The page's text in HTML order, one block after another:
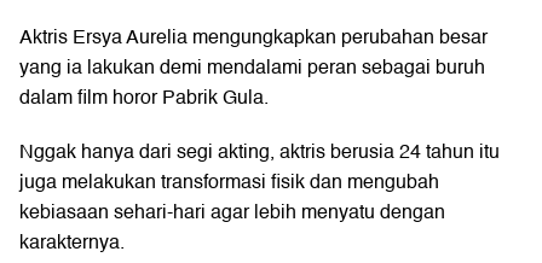
Aktris Ersya Aurelia mengungkapkan perubahan besar
yang ia lakukan demi mendalami peran sebagai buruh
dalam film horor Pabrik Gula.
Nggak hanya dari segi akting, aktris berusia 24 tahun itu
juga melakukan transformasi fisik dan mengubah
kebiasaan sehari-hari agar lebih menyatu dengan
karakternya.